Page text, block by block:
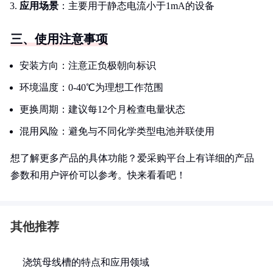
应用场景 ：主要用于静态电流小于1mA的设备
三、使用注意事项
安装方向：注意正负极朝向标识
环境温度：0-40℃为理想工作范围
更换周期：建议每12个月检查电量状态
混用风险：避免与不同化学类型电池并联使用
想了解更多产品的具体功能？爱采购平台上有详细的产品
参数和用户评价可以参考。快来看看吧！
其他推荐
浇筑母线槽的特点和应用领域